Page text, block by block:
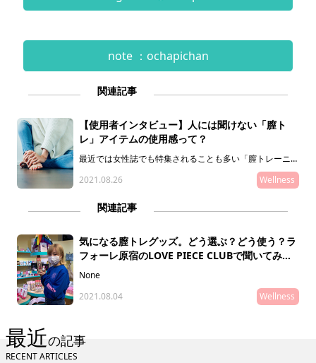
note ：ochapichan
関連記事
【使用者インタビュー】人には聞けない「膣ト
レ」アイテムの使用感って？
最近では女性誌でも特集されることも多い「膣トレーニン
グ」。センシティブな内容で友人などと話すのは躊躇する
人もいると思いますが、実際どんな方法やアイテムが有る
のか、さらに効果や使用感について気になっている人も多
いはず。そこで今回は、膣トレアイテムのひとつ「ゲイシ
ャボール」を使用している方にインタビュー！ リアルな
2021.08.26 Wellness
関連記事
気になる膣トレグッズ。どう選ぶ？どう使う？ラ
フォーレ原宿のLOVE PIECE CLUBで聞いてみま
した！
None
2021.08.04
Wellness
最近の記事
RECENT ARTICLES